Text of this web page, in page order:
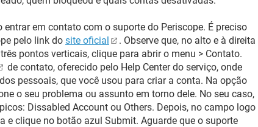
entrar em contato com o suporte do Periscope. É preciso
pelo link do site oficial
. Observe que, no alto e à direita
pontos verticais, clique para abrir o menu > Contato.
de contato, oferecido pelo Help Center do serviço, onde
pessoais, que você usou para criar a conta. Na opção
o seu problema ou assunto em torno dele. No seu caso,
Dissabled Account ou Others. Depois, no campo logo
e clique no botão azul Submit. Aguarde que o suporte